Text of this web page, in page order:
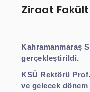
Ziraat
Kahramanmaraş
gerçekleştirildi.
KSÜ Rektörü
ve gelecek